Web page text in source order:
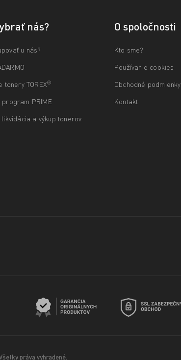
nás?
u nás?
tonery TOREX®
PRIME
a výkup tonerov
O spoločnosti
Kto sme?
Používanie cookies
Obchodné podmienky
Kontakt
práva vyhradené.